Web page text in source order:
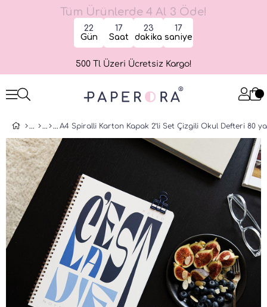
Tüm Ürünlerde 4 Al 3 Öde!
22
Gün
17
Saat
23
dakika
17
saniye
500 Tl Üzeri Ücretsiz Kargo!